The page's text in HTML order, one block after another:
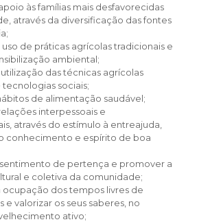
às famílias mais desfavorecidas
através da diversificação das fontes
de práticas agrícolas tradicionais e
ambiental;
das técnicas agrícolas
tecnologias sociais;
de alimentação saudável;
interpessoais e
através do estímulo à entreajuda,
conhecimento e espírito de boa
de pertença e promover a
e coletiva da comunidade;
ocupação dos tempos livres de
e valorizar os seus saberes, no
ativo;